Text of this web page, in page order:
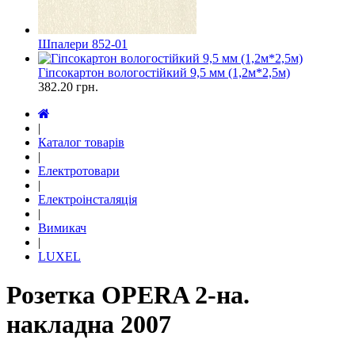
Шпалери 852-01
Гіпсокартон вологостійкий 9,5 мм (1,2м*2,5м)
382.20 грн.
|
Каталог товарів
|
Електротовари
|
Електроінсталяція
|
Вимикач
|
LUXEL
Розетка OPERA 2-на.
накладна 2007